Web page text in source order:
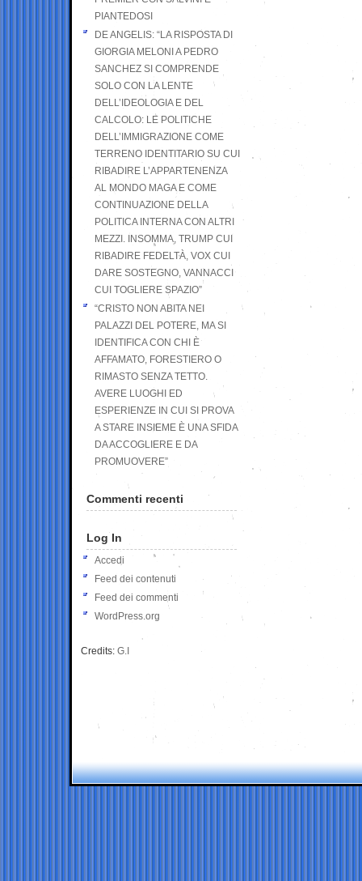
PIANTEDOSI
DE ANGELIS: “LA RISPOSTA DI
GIORGIA MELONI A PEDRO
SANCHEZ SI COMPRENDE
SOLO CON LA LENTE
DELL’IDEOLOGIA E DEL
CALCOLO: LE POLITICHE
DELL’IMMIGRAZIONE COME
TERRENO IDENTITARIO SU CUI
RIBADIRE L’APPARTENENZA
AL MONDO MAGA E COME
CONTINUAZIONE DELLA
POLITICA INTERNA CON ALTRI
MEZZI. INSOMMA, TRUMP CUI
RIBADIRE FEDELTÀ, VOX CUI
DARE SOSTEGNO, VANNACCI
CUI TOGLIERE SPAZIO”
“CRISTO NON ABITA NEI
PALAZZI DEL POTERE, MA SI
IDENTIFICA CON CHI È
AFFAMATO, FORESTIERO O
RIMASTO SENZA TETTO.
AVERE LUOGHI ED
ESPERIENZE IN CUI SI PROVA
A STARE INSIEME È UNA SFIDA
DA ACCOGLIERE E DA
PROMUOVERE”
Commenti recenti
Log In
Accedi
Feed dei contenuti
Feed dei commenti
WordPress.org
Credits: G.I